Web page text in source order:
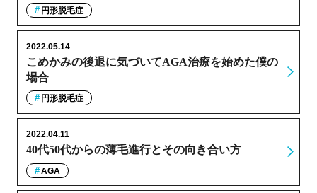
円形脱毛症
こめかみの後退に気づいてAGA治療を始めた僕の
場合
2022.05.14
円形脱毛症
40代50代からの薄毛進行とその向き合い方
2022.04.11
AGA